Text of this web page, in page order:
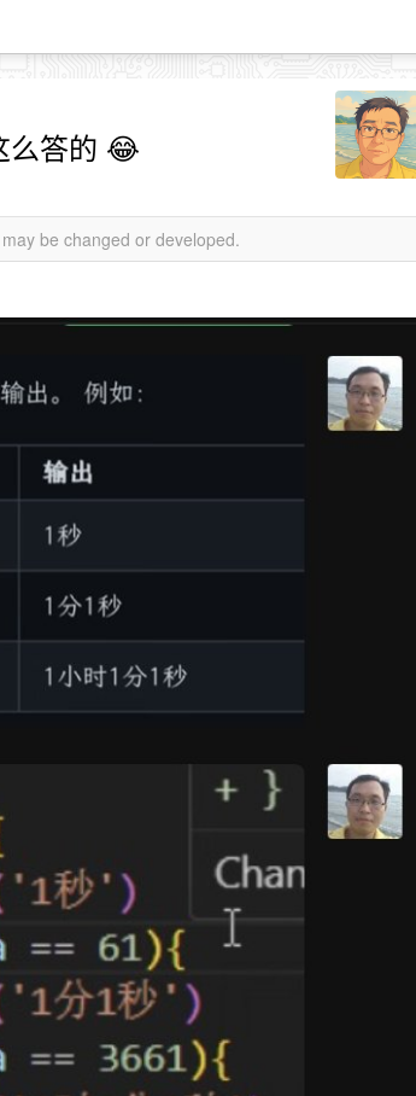
么答的 😂
be changed or developed.